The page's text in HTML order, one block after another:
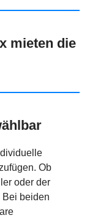
mieten die
Ob
oder der
Bei beiden